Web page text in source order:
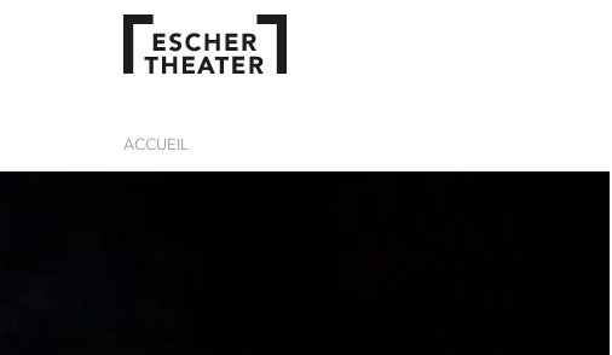
ACCUEIL